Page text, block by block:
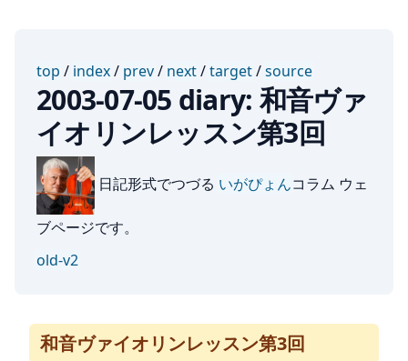
top / index/ prev/ next/target/source
2003-07-05 diary: 和音ヴァ
イオリンレッスン第3回
日記形式でつづる いがぴょんコラム ウェ
ブページです。
old-v2
和音ヴァイオリンレッスン第3回